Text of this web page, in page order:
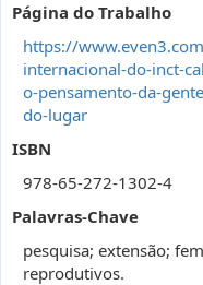
Página do Trabalho
https://
internacional-do-inct-
o-pensamento-da-
do-lugar
ISBN
978-65-272-1302-4
Palavras-Chave
pesquisa; extensão;
reprodutivos.